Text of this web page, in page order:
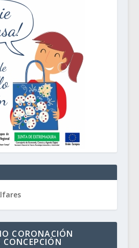
CORONACIÓN